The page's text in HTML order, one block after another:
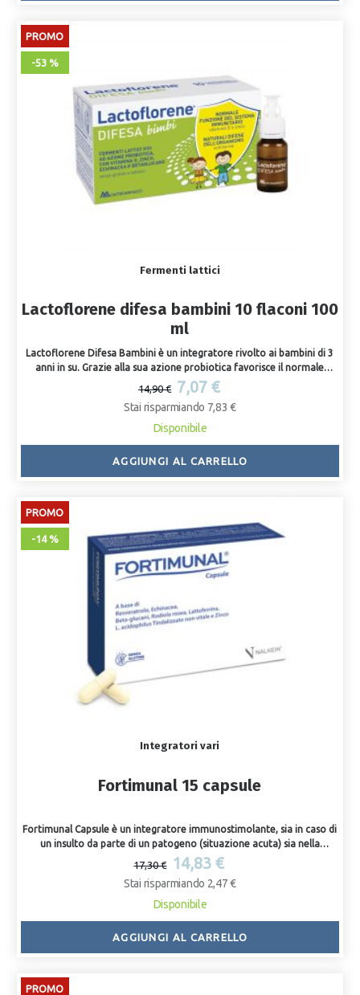
PROMO
-53 %
Fermenti lattici
Lactoflorene difesa bambini 10 flaconi 100
ml
Lactoflorene Difesa Bambini è un integratore rivolto ai bambini di 3
anni in su. Grazie alla sua azione probiotica favorisce il normale
funzionamento della flora intestinale.
14,90 € 7,07 €
Stai risparmiando 7,83 €
Disponibile
AGGIUNGI AL CARRELLO
PROMO
-14 %
Integratori vari
Fortimunal 15 capsule
Fortimunal Capsule è un integratore immunostimolante, sia in caso di
un insulto da parte di un patogeno (situazione acuta) sia nella
prevenzione dei sintomi da raffreddamento.
17,30 € 14,83 €
Stai risparmiando 2,47 €
Disponibile
AGGIUNGI AL CARRELLO
PROMO